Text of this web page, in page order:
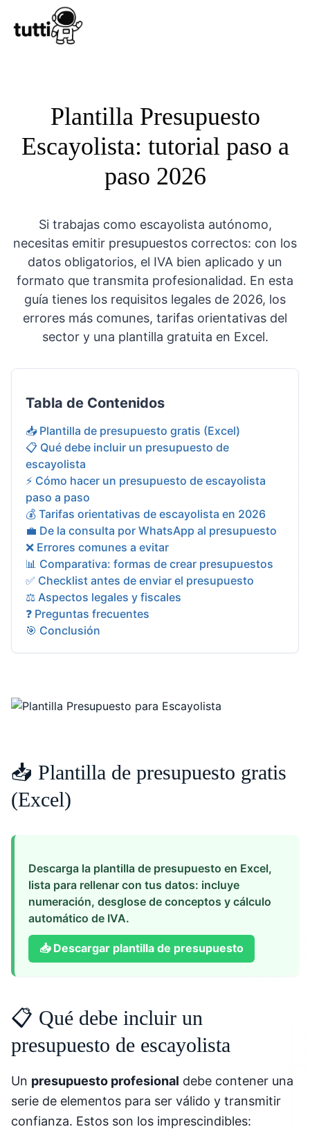
Plantilla Presupuesto
Escayolista: tutorial paso a
paso 2026
Si trabajas como escayolista autónomo,
necesitas emitir presupuestos correctos: con los
datos obligatorios, el IVA bien aplicado y un
formato que transmita profesionalidad. En esta
guía tienes los requisitos legales de 2026, los
errores más comunes, tarifas orientativas del
sector y una plantilla gratuita en Excel.
Tabla de Contenidos
📥 Plantilla de presupuesto gratis (Excel)
📋 Qué debe incluir un presupuesto de
escayolista
⚡ Cómo hacer un presupuesto de escayolista
paso a paso
💰 Tarifas orientativas de escayolista en 2026
💼 De la consulta por WhatsApp al presupuesto
❌ Errores comunes a evitar
📊 Comparativa: formas de crear presupuestos
✅ Checklist antes de enviar el presupuesto
⚖️ Aspectos legales y fiscales
❓ Preguntas frecuentes
🎯 Conclusión
📥 Plantilla de presupuesto gratis
(Excel)
Descarga la plantilla de presupuesto en Excel,
lista para rellenar con tus datos: incluye
numeración, desglose de conceptos y cálculo
automático de IVA.
📥 Descargar plantilla de presupuesto
📋 Qué debe incluir un
presupuesto de escayolista
Un presupuesto profesional debe contener una
serie de elementos para ser válido y transmitir
confianza. Estos son los imprescindibles: